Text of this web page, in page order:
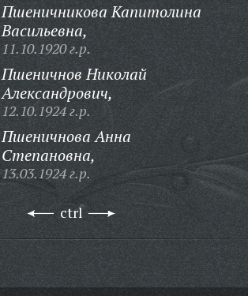
Пшеничникова Капитолина
Васильевна,
11.10.1920 г.р.
Пшеничнов Николай
Александрович,
12.10.1924 г.р.
Пшеничнова Анна
Степановна,
13.03.1924 г.р.
ctrl